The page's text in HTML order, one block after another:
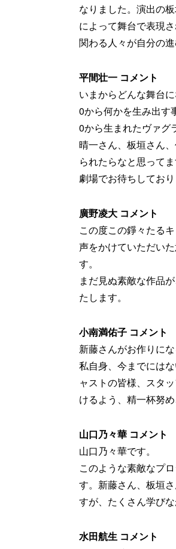
なりました。演出の
によって舞台で表現
関わる人々が自分の
平間壮一 コメント
いまからどんな舞台
0から何かを生み出す
0から生まれたヴァグ
晴一さん、板垣さん
られたらなと思ってま
劇場でお待ちしており
廣野凌大 コメント
この度この錚々たる
声をかけていただい
す。
まだ見ぬ素敵な作品
たします。
小南満佑子 コメント
新藤さんがお作りに
私自身、今までには
ャストの皆様、スタ
けるよう、精一杯努
山口乃々華 コメント
山口乃々華です。
このような素敵なプ
す。新藤さん、板垣
すが、たくさん学び
水田航生 コメント